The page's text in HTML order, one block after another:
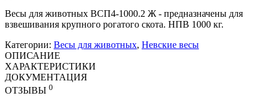
Весы для животных ВСП4-1000.2 Ж - предназначены для
взвешивания крупного рогатого скота. НПВ 1000 кг.
Категории: Весы для животных, Невские весы
ОПИСАНИЕ
ХАРАКТЕРИСТИКИ
ДОКУМЕНТАЦИЯ
ОТЗЫВЫ 0